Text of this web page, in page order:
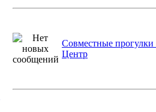
Совместные прогулки
Центр